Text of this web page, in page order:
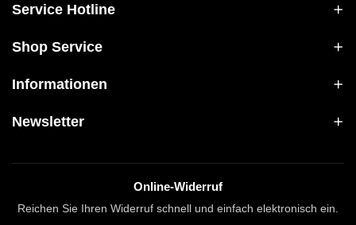
Service Hotline
Shop Service
Informationen
Newsletter
Online-Widerruf
Reichen Sie Ihren Widerruf schnell und einfach elektronisch ein.